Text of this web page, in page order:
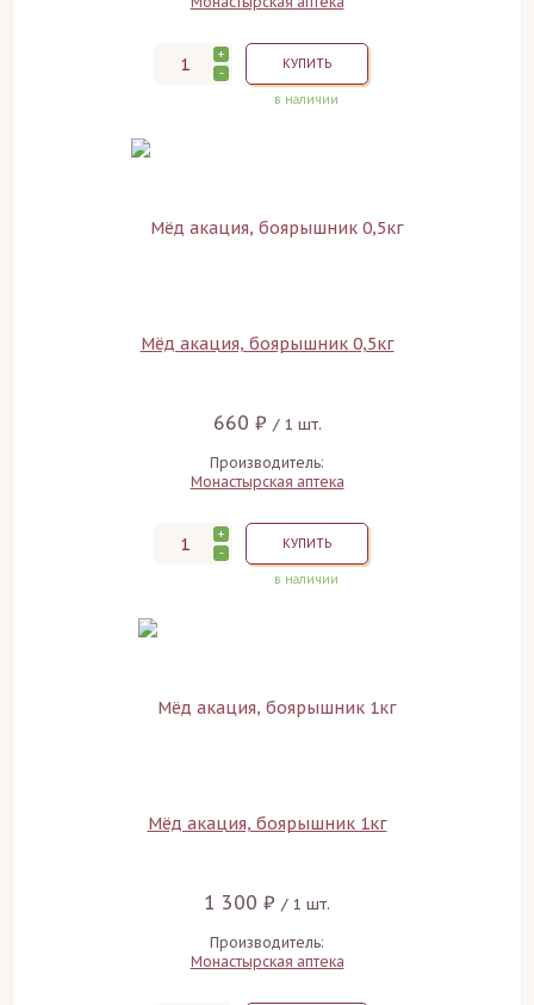
+
-
КУПИТЬ
в наличии
Мёд акация, боярышник 0,5кг
660 ₽ / 1 шт.
Производитель:
Монастырская аптека
+
-
КУПИТЬ
в наличии
Мёд акация, боярышник 1кг
1 300 ₽ / 1 шт.
Производитель:
Монастырская аптека